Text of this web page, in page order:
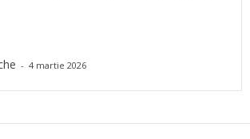
- 4 martie 2026